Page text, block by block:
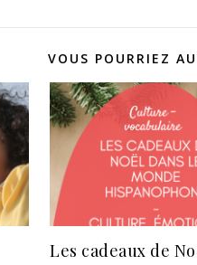
VOUS POURRIEZ
Les cadeaux de